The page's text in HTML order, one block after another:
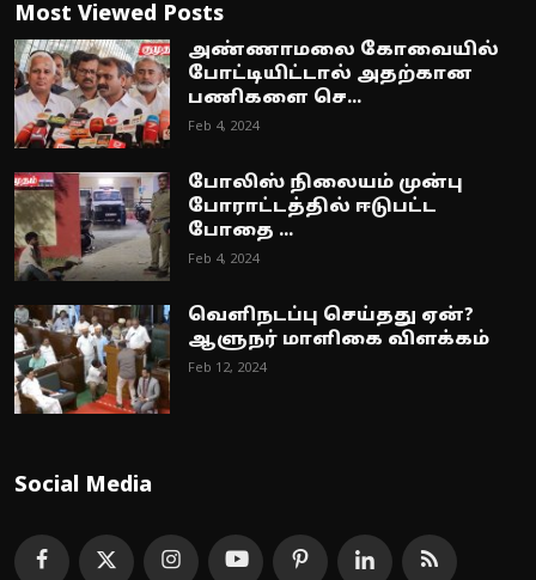
Most Viewed Posts
அண்ணாமலை கோவையில்
போட்டியிட்டால் அதற்கான
பணிகளை செ...
Feb 4, 2024
போலிஸ் நிலையம் முன்பு
போராட்டத்தில் ஈடுபட்ட
போதை ...
Feb 4, 2024
வெளிநடப்பு செய்தது ஏன்?
ஆளுநர் மாளிகை விளக்கம்
Feb 12, 2024
Social Media